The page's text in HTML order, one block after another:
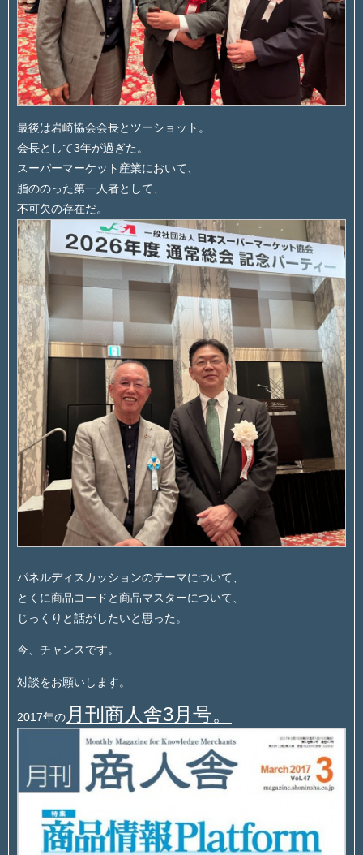
最後は岩崎協会会長とツーショット。
会長として3年が過ぎた。
スーパーマーケット産業において、
脂ののった第一人者として、
不可欠の存在だ。
パネルディスカッションのテーマについて、
とくに商品コードと商品マスターについて、
じっくりと話がしたいと思った。
今、チャンスです。
対談をお願いします。
2017年の 月刊商人舎3月号。